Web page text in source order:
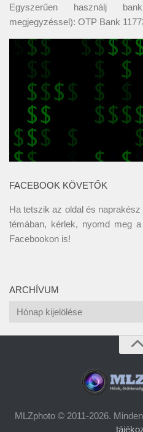
Egyszerűen használj
megjegyzéssel): OTP Bank
FACEBOOK KÖVETŐK
Ha tetszik az oldal és
témában, kérlek, nyomd meg
Facebookon is!
ARCHÍVUM
Archívum
MLZphoto © 2011-2026.